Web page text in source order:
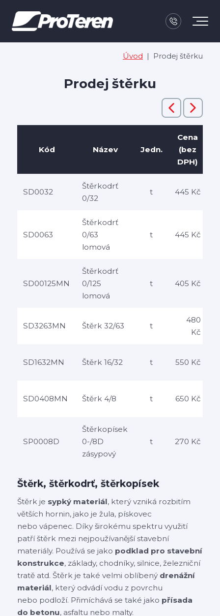
Úvod | Prodej štěrku
Prodej štěrku
Kód Název Jedn.
Cena
(bez
DPH)
SD0032
Štěrkodrť
0/32
t 445 Kč
SD0063
Štěrkodrť
0/63
lomová
t 445 Kč
SD00125MN
Štěrkodrť
0/125
lomová
t 405 Kč
SD3263MN Štěrk 32/63 t
480
Kč
SD1632MN Štěrk 16/32 t 550 Kč
SD0408MN Štěrk 4/8 t 650 Kč
SP0008D
Štěrkopísek
0-/8D
zásypový
t 270 Kč
Štěrk, štěrkodrť, štěrkopísek
Štěrk je sypký materiál, který vzniká rozbitím
větších hornin, jako je žula, pískovec
nebo vápenec. Díky širokému spektru využití
patří štěrk mezi nejpoužívanější stavební
materiály. Používá se jako podklad pro stavební
konstrukce, základy, chodníky, silnice, železniční
tratě atd. Štěrk je také velmi oblíbený drenážní
materiál, který odvádí vodu z povrchu
nebo podloží. Přimíchává se také jako přísada
do betonu, asfaltu nebo malty.